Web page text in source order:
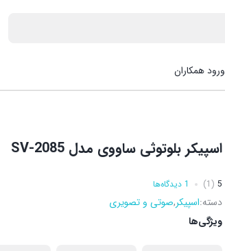
ورود همکاران
اسپیکر بلوتوثی ساووی مدل SV-2085
5
(1) 1 دیدگاه‌ها
دسته:اسپیکر,صوتی و تصویری
ویژگی‌ها